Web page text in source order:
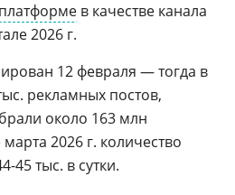
в качестве канала
2026 г.
12 февраля — тогда в
рекламных постов,
около 163 млн
2026 г. количество
45 тыс. в сутки.